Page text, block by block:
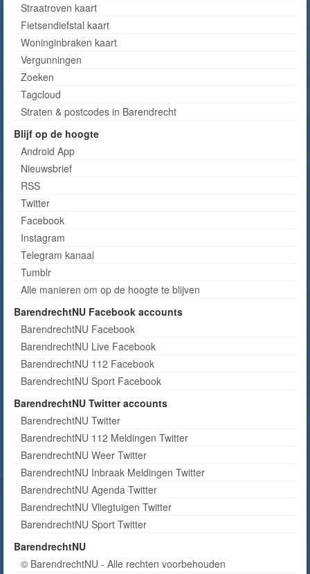
Straatroven kaart
Fietsendiefstal kaart
Woninginbraken kaart
Vergunningen
Zoeken
Tagcloud
Straten & postcodes in Barendrecht
Blijf op de hoogte
Android App
Nieuwsbrief
RSS
Twitter
Facebook
Instagram
Telegram kanaal
Tumblr
Alle manieren om op de hoogte te blijven
BarendrechtNU Facebook accounts
BarendrechtNU Facebook
BarendrechtNU Live Facebook
BarendrechtNU 112 Facebook
BarendrechtNU Sport Facebook
BarendrechtNU Twitter accounts
BarendrechtNU Twitter
BarendrechtNU 112 Meldingen Twitter
BarendrechtNU Weer Twitter
BarendrechtNU Inbraak Meldingen Twitter
BarendrechtNU Agenda Twitter
BarendrechtNU Vliegtuigen Twitter
BarendrechtNU Sport Twitter
BarendrechtNU
© BarendrechtNU - Alle rechten voorbehouden